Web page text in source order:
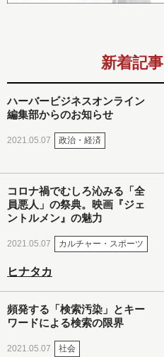
新着記事
ハーバービジネスオンライン
編集部からのお知らせ
2021.05.07 政治・経済
コロナ禍でむしろ沁みる「全
員悪人」の祭典。映画『ジェ
ントルメン』の魅力
2021.05.07 カルチャー・スポーツ
ヒナタカ
頻発する「検索汚染」とキー
ワードによる検索の限界
2021.05.07 社会